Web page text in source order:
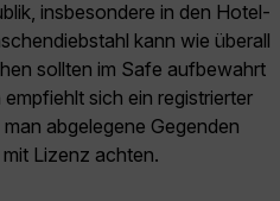
insbesondere in den Hotel-
kann wie überall
sollten im Safe aufbewahrt
sich ein registrierter
abgelegene Gegenden
Lizenz achten.